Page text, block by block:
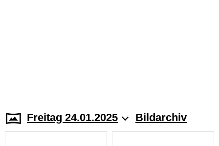
Freitag 24.01.2025 Bildarchiv